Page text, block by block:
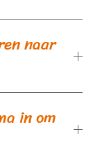
naar
in om